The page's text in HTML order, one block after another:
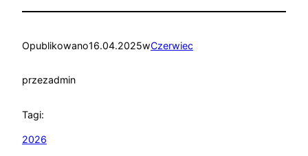
Opublikowano16.04.2025wCzerwiec
przezadmin
Tagi:
2026